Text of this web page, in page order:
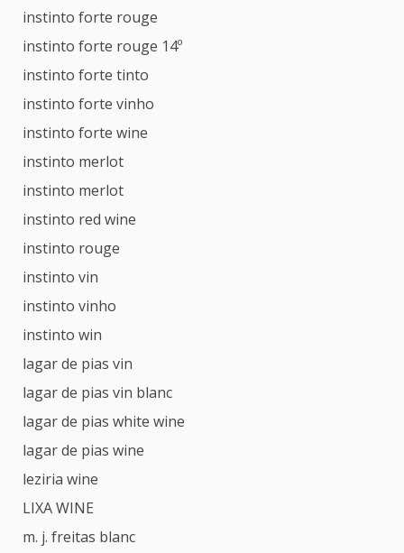
instinto forte rouge
instinto forte rouge 14º
instinto forte tinto
instinto forte vinho
instinto forte wine
instinto merlot
instinto merlot
instinto red wine
instinto rouge
instinto vin
instinto vinho
instinto win
lagar de pias vin
lagar de pias vin blanc
lagar de pias white wine
lagar de pias wine
leziria wine
LIXA WINE
m. j. freitas blanc